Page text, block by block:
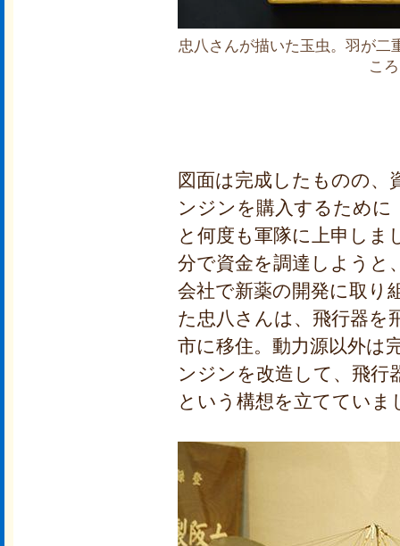
忠八さんが描いた玉虫。羽が二
こ
図面は完成したものの、
ンジンを購入するために
と何度も軍隊に上申しま
分で資金を調達しようと
会社で新薬の開発に取り
た忠八さんは、飛行器を
市に移住。動力源以外は
ンジンを改造して、飛行
という構想を立てていま